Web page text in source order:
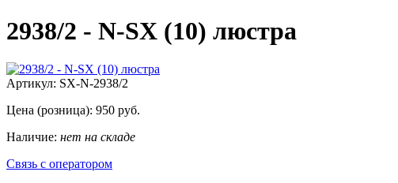
2938/2 - N-SX (10) люстра
Артикул: SX-N-2938/2
Цена (розница): 950 руб.
Наличие: нет на складе
Связь с оператором